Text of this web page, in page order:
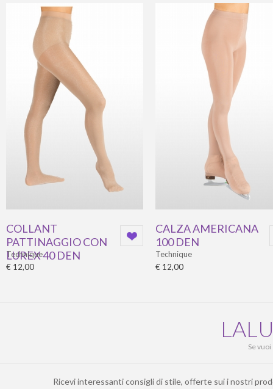
COLLANT
PATTINAGGIO CON
LUREX 40 DEN
Technique
€ 12,00
CALZA AMERICANA
100 DEN
Technique
€ 12,00
Se
Ricevi interessanti consigli di stile, offerte sui i nostri